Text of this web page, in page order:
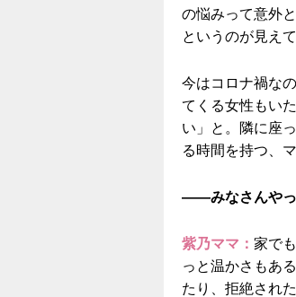
の悩みって意外
というのが見え
今はコロナ禍な
てくる女性もい
い」と。隣に座
る時間を持つ、
——みなさんやっ
紫乃ママ： 家で
っと温かさもあ
たり、拒絶され